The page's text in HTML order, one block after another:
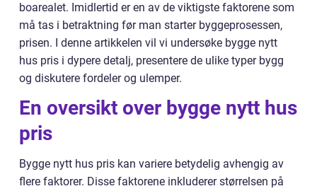
boarealet. Imidlertid er en av de viktigste faktorene som
må tas i betraktning før man starter byggeprosessen,
prisen. I denne artikkelen vil vi undersøke bygge nytt
hus pris i dypere detalj, presentere de ulike typer bygg
og diskutere fordeler og ulemper.
En oversikt over bygge nytt hus
pris
Bygge nytt hus pris kan variere betydelig avhengig av
flere faktorer. Disse faktorene inkluderer størrelsen på